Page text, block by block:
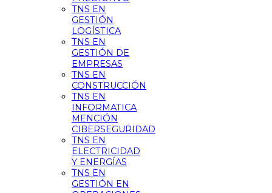
TNS EN
GESTIÓN
LOGÍSTICA
TNS EN
GESTIÓN DE
EMPRESAS
TNS EN
CONSTRUCCIÓN
TNS EN
INFORMATICA
MENCIÓN
CIBERSEGURIDAD
TNS EN
ELECTRICIDAD
Y ENERGÍAS
TNS EN
GESTIÓN EN